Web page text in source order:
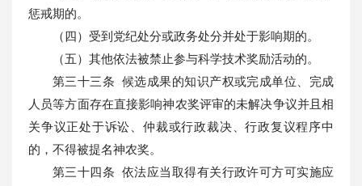
惩戒期的。
（四）受到党纪处分或政务处分并处于影响期的。
（五）其他依法被禁止参与科学技术奖励活动的。
第三十三条 候选成果的知识产权或完成单位、完成
人员等方面存在直接影响神农奖评审的未解决争议并且相
关争议正处于诉讼、仲裁或行政裁决、行政复议程序中
的，不得被提名神农奖。
第三十四条 依法应当取得有关行政许可方可实施应